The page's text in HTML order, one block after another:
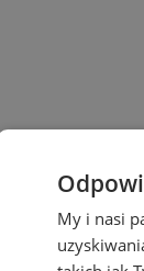
My i nasi